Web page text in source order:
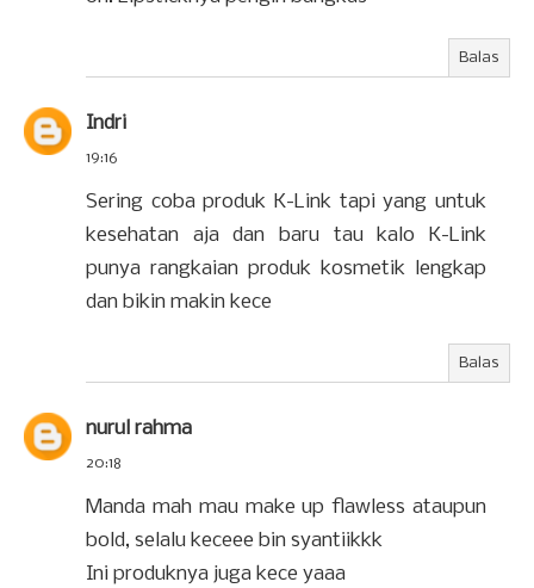
Balas
Indri
19:16
Sering coba produk K-Link tapi yang untuk
kesehatan aja dan baru tau kalo K-Link
punya rangkaian produk kosmetik lengkap
dan bikin makin kece
Balas
nurul rahma
20:18
Manda mah mau make up flawless ataupun
bold, selalu keceee bin syantiikkk
Ini produknya juga kece yaaa